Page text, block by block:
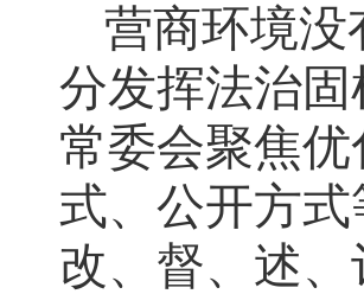
营商环境没
分发挥法治
常委会聚焦
式、公开方
改、督、述